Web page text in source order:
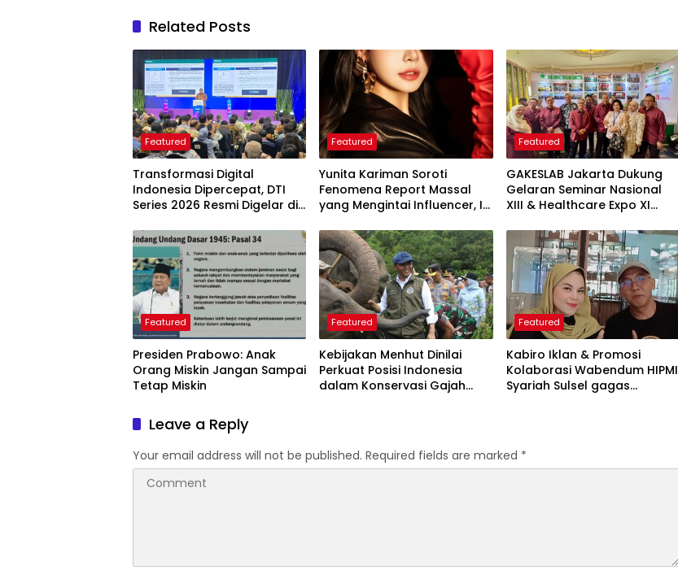
Related Posts
Featured
Transformasi Digital
Indonesia Dipercepat, DTI
Series 2026 Resmi Digelar di
Featured
Yunita Kariman Soroti
Fenomena Report Massal
yang Mengintai Influencer, Ini
Perlu Diketahui
Featured
GAKESLAB Jakarta Dukung
Gelaran Seminar Nasional
XIII & Healthcare Expo XI
Featured
Presiden Prabowo: Anak
Orang Miskin Jangan Sampai
Tetap Miskin
Featured
Kebijakan Menhut Dinilai
Perkuat Posisi Indonesia
dalam Konservasi Gajah
Featured
Kabiro Iklan & Promosi
Kolaborasi Wabendum HIPMI
Syariah Sulsel gagas
Leave a Reply
Your email address will not be published. Required fields are marked *